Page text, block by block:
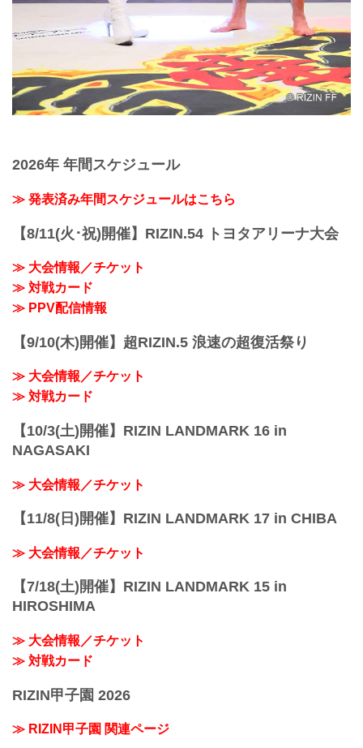
2026年 年間スケジュール
≫ 発表済み年間スケジュールはこちら
【8/11(火･祝)開催】RIZIN.54 トヨタアリーナ大会
≫ 大会情報／チケット
≫ 対戦カード
≫ PPV配信情報
【9/10(木)開催】超RIZIN.5 浪速の超復活祭り
≫ 大会情報／チケット
≫ 対戦カード
【10/3(土)開催】RIZIN LANDMARK 16 in
NAGASAKI
≫ 大会情報／チケット
【11/8(日)開催】RIZIN LANDMARK 17 in CHIBA
≫ 大会情報／チケット
【7/18(土)開催】RIZIN LANDMARK 15 in
HIROSHIMA
≫ 大会情報／チケット
≫ 対戦カード
RIZIN甲子園 2026
≫ RIZIN甲子園 関連ページ